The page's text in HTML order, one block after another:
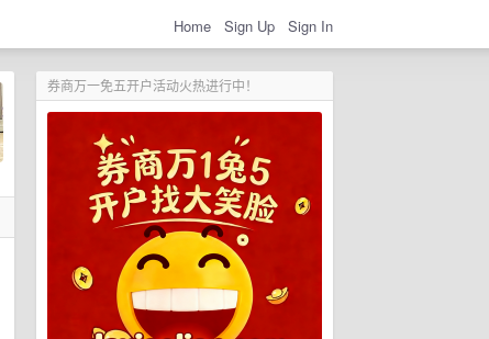
Home Sign Up Sign In
券商万一免五开户活动火热进行中！